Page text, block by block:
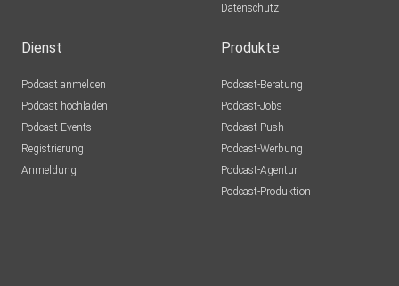
Datenschutz
Dienst
Podcast anmelden
Podcast hochladen
Podcast-Events
Registrierung
Anmeldung
Produkte
Podcast-Beratung
Podcast-Jobs
Podcast-Push
Podcast-Werbung
Podcast-Agentur
Podcast-Produktion